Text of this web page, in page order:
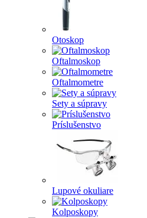
Otoskop
Oftalmoskop
Oftalmometre
Sety a súpravy
Príslušenstvo
Lupové okuliare
Kolposkopy